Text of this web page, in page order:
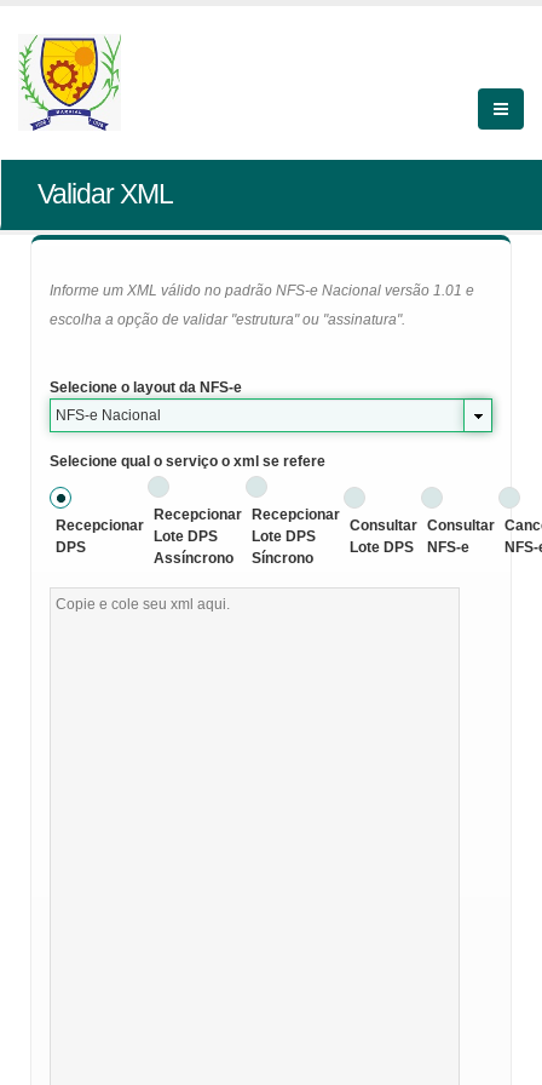
Validar XML
Informe um XML válido no padrão NFS-e Nacional versão 1.01 e
escolha a opção de validar "estrutura" ou "assinatura".
Selecione o layout da NFS-e
NFS-e Nacional
Selecione qual o serviço o xml se refere
Recepcionar
DPS
Recepcionar
Lote DPS
Assíncrono
Recepcionar
Lote DPS
Síncrono
Consultar
Lote DPS
Consultar
NFS-e
NFS-